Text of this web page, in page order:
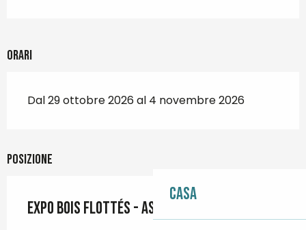
Casa
Orari
Dal 29 ottobre 2026 al 4 novembre 2026
Posizione
Expo bois flottés - Astuces et Gribouilles